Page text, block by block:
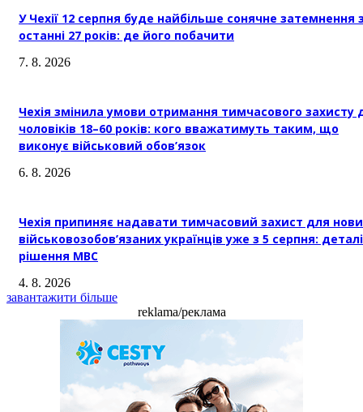
У Чехії 12 серпня буде найбільше сонячне затемнення
останні 27 років: де його побачити
7. 8. 2026
Чехія змінила умови отримання тимчасового захисту
чоловіків 18–60 років: кого вважатимуть таким, що
виконує військовий обов’язок
6. 8. 2026
Чехія припиняє надавати тимчасовий захист для
військовозобов’язаних українців уже з 5 серпня: деталі
рішення МВС
4. 8. 2026
завантажити більше
reklama/реклама